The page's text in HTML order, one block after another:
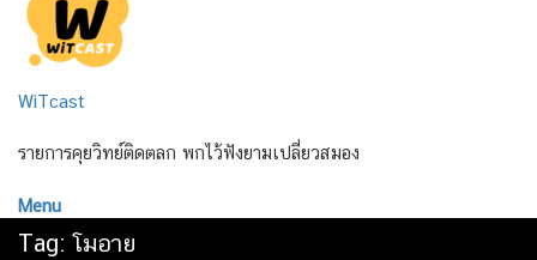
WiTcast
รายการคุยวิทย์ติดตลก พกไว้ฟังยามเปลี่ยวสมอง
Menu
Tag: โมอาย